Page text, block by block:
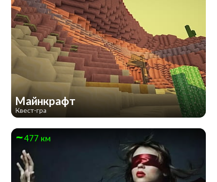
Майнкрафт
Квест-гра
477 км